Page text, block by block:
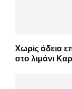
Χωρίς άδεια
στο λιμάνι